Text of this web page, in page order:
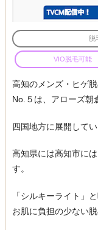
脱
VIO脱毛可能
高知のメンズ・ヒゲ
No.５は、アローズ朝
四国地方に展開して
高知県には高知市に
す。
「シルキーライト」
お肌に負担の少ない